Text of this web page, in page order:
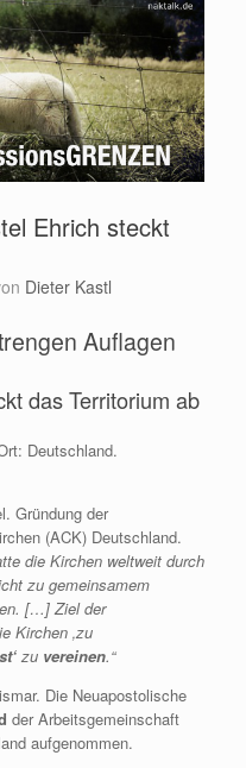
Ehrich steckt
Dieter Kastl
Auflagen
das Territorium ab
Deutschland.
Gründung der
(ACK) Deutschland.
die Kirchen weltweit durch
zu gemeinsamem
[…] Ziel der
Kirchen ‚zu
zu vereinen.“
Die Neuapostolische
der Arbeitsgemeinschaft
aufgenommen.